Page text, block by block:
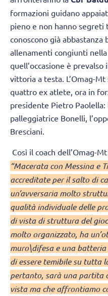
formazioni guidano
pieno e non hanno segreti
conoscono già abbastanza
allenamenti congiunti
quell’occasione è
vittoria a testa. L’Omag-
quattro ex atlete, ora in
presidente Pietro
palleggiatrice Bonelli,
Bresciani.
Così il coach dell’Omag-Mt
“Macerata con Messina e
accreditate per il salto di
un’avversaria molto
qualità individuale delle
di vista di struttura del
molto organizzato, ha
muro\difesa e una
di essere temibile su tutta
pertanto, sarà una partita
vista ma che affrontiamo